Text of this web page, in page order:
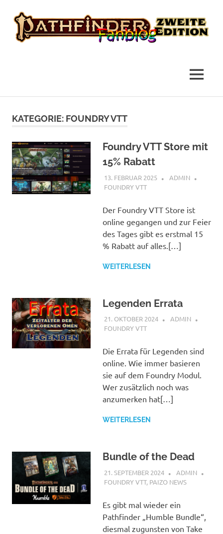
Inhalt
MENÜ
KATEGORIE: FOUNDRY VTT
Foundry VTT Store mit
15% Rabatt
13. FEBRUAR 2025
ADMIN
FOUNDRY VTT
Der Foundry VTT Store ist
online gegangen und zur Feier
des Tages gibt es erstmal 15
% Rabatt auf alles.[…]
WEITERLESEN
Legenden Errata
21. OKTOBER 2024
ADMIN
FOUNDRY VTT
Die Errata für Legenden sind
online. Wie immer basieren
sie auf dem Foundry Modul.
Wer zusätzlich noch was
anzumerken hat[…]
WEITERLESEN
Bundle of the Dead
21. SEPTEMBER 2024
ADMIN
FOUNDRY VTT, PAIZO NEWS
Es gibt mal wieder ein
Pathfinder „Humble Bundle“,
diesmal zugunsten von Take